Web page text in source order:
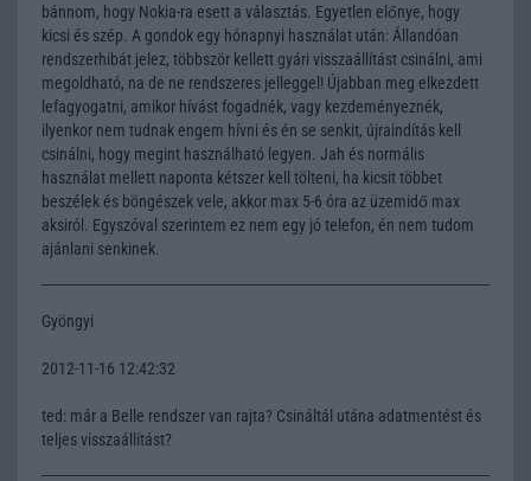
bánnom, hogy Nokia-ra esett a választás. Egyetlen előnye, hogy
kicsi és szép. A gondok egy hónapnyi használat után: Állandóan
rendszerhibát jelez, többször kellett gyári visszaállítást csinálni, ami
megoldható, na de ne rendszeres jelleggel! Újabban meg elkezdett
lefagyogatni, amikor hívást fogadnék, vagy kezdeményeznék,
ilyenkor nem tudnak engem hívni és én se senkit, újraindítás kell
csinálni, hogy megint használható legyen. Jah és normális
használat mellett naponta kétszer kell tölteni, ha kicsit többet
beszélek és böngészek vele, akkor max 5-6 óra az üzemidő max
aksiról. Egyszóval szerintem ez nem egy jó telefon, én nem tudom
ajánlani senkinek.
Gyöngyi
2012-11-16 12:42:32
ted: már a Belle rendszer van rajta? Csináltál utána adatmentést és
teljes visszaállítást?